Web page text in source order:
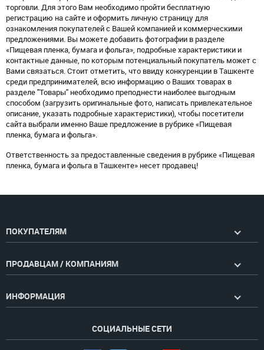
торговли. Для этого Вам необходимо пройти бесплатную
регистрацию на сайте и оформить личную страницу для
ознакомления покупателей с Вашей компанией и коммерческими
предложениями. Вы можете добавить фотографии в разделе
«Пищевая пленка, бумага и фольга», подробные характеристики и
контактные данные, по которым потенциальный покупатель может с
Вами связаться. Стоит отметить, что ввиду конкуренции в Ташкенте
среди предпринимателей, всю информацию о Ваших товарах в
разделе "Товары" необходимо преподнести наиболее выгодным
способом (загрузить оригинальные фото, написать привлекательное
описание, указать подробные характеристики), чтобы посетители
сайта выбрали именно Ваше предложение в рубрике «Пищевая
пленка, бумага и фольга».
Ответственность за предоставленные сведения в рубрике «Пищевая
пленка, бумага и фольга в Ташкенте» несет продавец!
ПОКУПАТЕЛЯМ
ПРОДАВЦАМ / КОМПАНИЯМ
ИНФОРМАЦИЯ
СОЦИАЛЬНЫЕ СЕТИ